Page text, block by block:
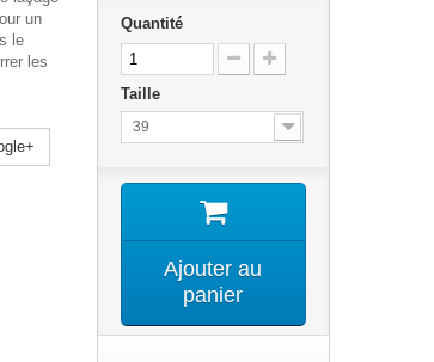
un
le
les
Quantité
Taille
39
Ajouter au
panier